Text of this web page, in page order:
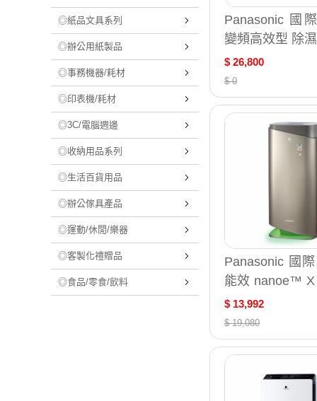
◎紙品文具系列
◎辦公用紙製品
◎事務機器/耗材
◎印表機/耗材
◎3C/電腦週邊
◎收納用品系列
◎生活百貨用品
◎辦公傢具產品
◎運動/休閒/樂器
◎客製化禮贈品
◎食品/零食/飲料
Panasonic 國
變頻高效型 除
-YV50LX
$ 26,800
$ 0
Panasonic 國
能效 nanoe™ X
物 淨化 空氣 清
用坪數約9-19
-P75MH
$ 13,992
$ 19,080